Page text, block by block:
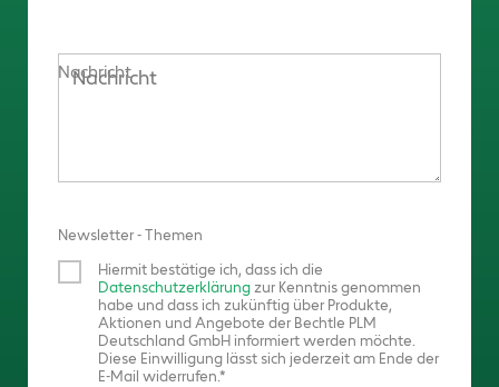
Nachricht
Newsletter - Themen
Hiermit bestätige ich, dass ich die
Datenschutzerklärungzur Kenntnis genommen
habe und dass ich zukünftig über Produkte,
Aktionen und Angebote der Bechtle PLM
Deutschland GmbH informiert werden möchte.
Diese Einwilligung lässt sich jederzeit am Ende der
E-Mail widerrufen.